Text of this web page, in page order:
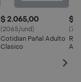
$ 2.065,00
(2065/und)
Cotidian Pañal Adulto
Clasico
$